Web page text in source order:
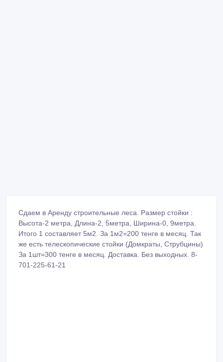
За 1шт=300 тенге в месяц. Доставка. Без выходных. 8-
701-225-61-21